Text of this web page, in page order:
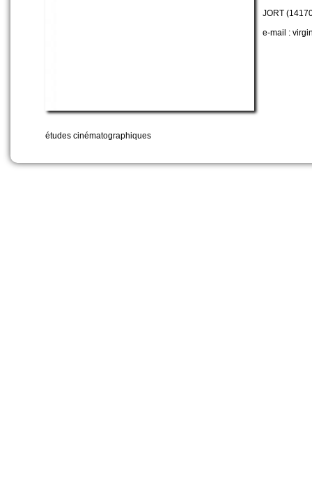
JORT
e-mail :
études cinématographiques